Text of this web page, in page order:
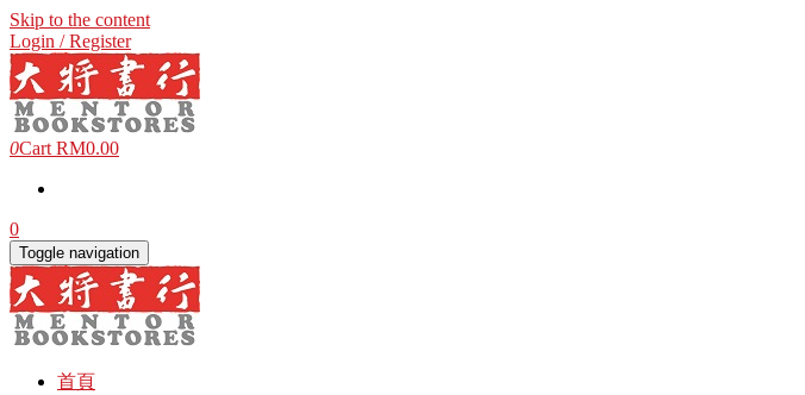
Skip to the content
Login / Register
0Cart RM0.00
0
Toggle navigation
首頁